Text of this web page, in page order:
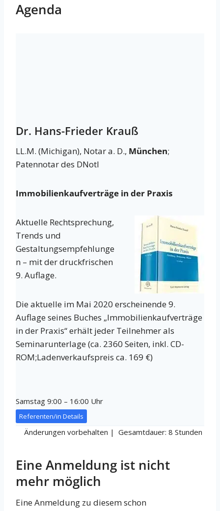
Agenda
Dr. Hans-Frieder Krauß
LL.M. (Michigan), Notar a. D., München;
Patennotar des DNotI
Immobilienkaufverträge in der Praxis
Aktuelle Rechtsprechung,
Trends und
Gestaltungsempfehlunge
n – mit der druckfrischen
9. Auflage.
Die aktuelle im Mai 2020 erscheinende 9.
Auflage seines Buches „Immobilienkaufverträge
in der Praxis“ erhält jeder Teilnehmer als
Seminarunterlage (ca. 2360 Seiten, inkl. CD-
ROM;Ladenverkaufspreis ca. 169 €)
Samstag 9:00 – 16:00 Uhr
Referenten/in Details
Änderungen vorbehalten | Gesamtdauer: 8 Stunden
Eine Anmeldung ist nicht
mehr möglich
Eine Anmeldung zu diesem schon